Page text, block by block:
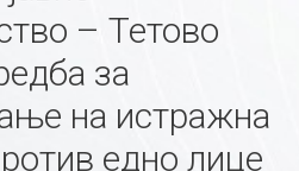
– Тетово
за
на истражна
едно лице